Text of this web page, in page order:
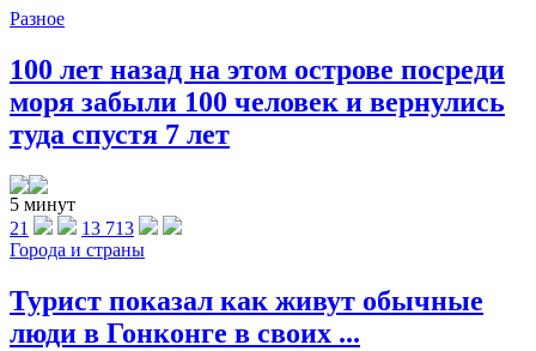
Разное
100 лет назад на этом острове посреди
моря забыли 100 человек и вернулись
туда спустя 7 лет
5 минут
21
13 713
Города и страны
Турист показал как живут обычные
люди в Гонконге в своих ...